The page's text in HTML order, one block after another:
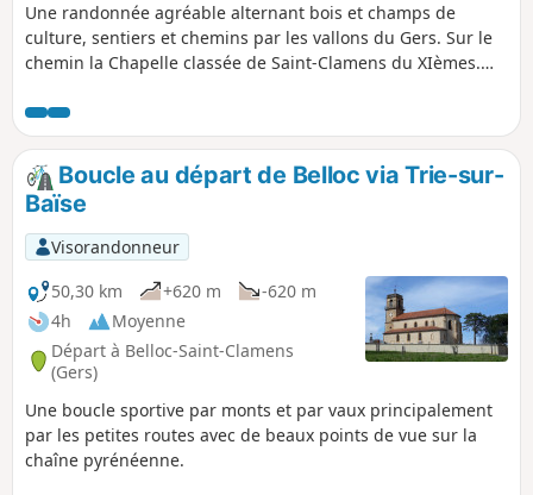
Une randonnée agréable alternant bois et champs de
culture, sentiers et chemins par les vallons du Gers. Sur le
chemin la Chapelle classée de Saint-Clamens du XIèmes.
Boucle au départ de Belloc via Trie-sur-
Baïse
Visorandonneur
50,30 km
+620 m
-620 m
4h
Moyenne
Départ à Belloc-Saint-Clamens
(Gers)
Une boucle sportive par monts et par vaux principalement
par les petites routes avec de beaux points de vue sur la
chaîne pyrénéenne.